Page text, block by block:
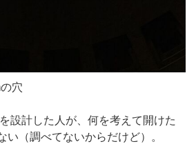
穴
設計した人が、何を考えて開けた
い（調べてないからだけど）。